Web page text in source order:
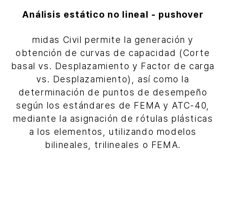
Análisis estático no lineal - pushover
midas Civil permite la generación y
obtención de curvas de capacidad (Corte
basal vs. Desplazamiento y Factor de carga
vs. Desplazamiento), así como la
determinación de puntos de desempeño
según los estándares de FEMA y ATC-40,
mediante la asignación de rótulas plásticas
a los elementos, utilizando modelos
bilineales, trilineales o FEMA.